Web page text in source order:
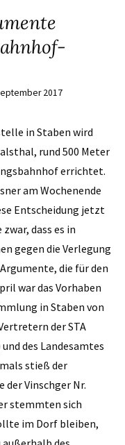
2017
in Staben wird
rund 500 Meter
errichtet.
am Wochen­ende
Entscheidung jetzt
dass es in
gegen die Verlegung
die für den
war das Vorhaben
in Staben von
der STA
des Landesamtes
stieß der
Vinschger Nr.
stemmten sich
im Dorf bleiben,